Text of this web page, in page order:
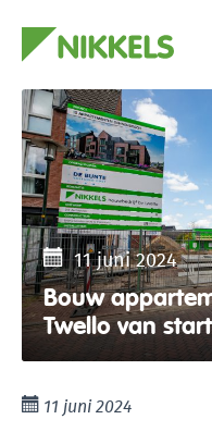
11 juni 2024
Bouw
Twello van start
11 juni 2024